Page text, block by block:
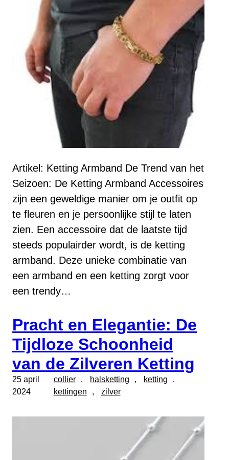
Artikel: Ketting Armband De Trend van het
Seizoen: De Ketting Armband Accessoires
zijn een geweldige manier om je outfit op
te fleuren en je persoonlijke stijl te laten
zien. Een accessoire dat de laatste tijd
steeds populairder wordt, is de ketting
armband. Deze unieke combinatie van
een armband en een ketting zorgt voor
een trendy…
Pracht en Elegantie: De
Tijdloze Schoonheid
van de Zilveren Ketting
25 april
2024
collier , halsketting , ketting
kettingen
, zilver